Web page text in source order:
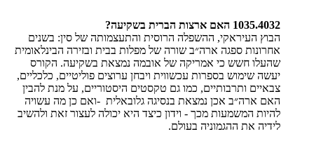
1035.4032 האם ארצות הברית בשקיעה?
הבוץ העיראקי, ההשפלה הרוסית והתעצמותה של סין: בשנים
אחרונות ספגה ארה״ב שורה של מפלות בבית ובזירה הבינלאומית
שהעלו חשש כי אמריקה של אובמה נמצאת בשקיעה. הקורס
יעשה שימוש בספרות עכשווית ויבחן ערוצים פוליטיים, כלכליים,
צבאיים ותרבותיים, כמו גם טקסטים היסטוריים, על מנת להבין
האם ארה״ב אכן נמצאת בנסיגה גלובאלית -ואם כן מה עשויה
להיות המשמעות מכך - וידון כיצד היא יכולה לעצור זאת ולהשיב
לידיה את ההגמוניה בעולם.